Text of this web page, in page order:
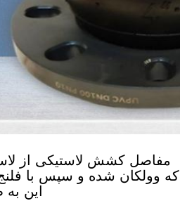
مفاصل کشش لاستیکی از
که وولکان شده و سپس با
این